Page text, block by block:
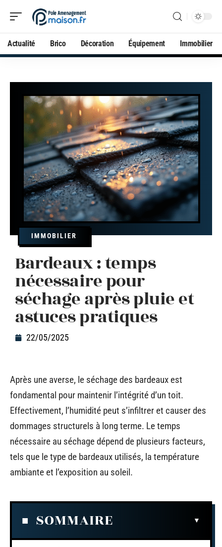
Actualité Brico Décoration Équipement Immobilier
IMMOBILIER
Bardeaux : temps
nécessaire pour
séchage après pluie et
astuces pratiques
22/05/2025
Après une averse, le séchage des bardeaux est
fondamental pour maintenir l’intégrité d’un toit.
Effectivement, l’humidité peut s’infiltrer et causer des
dommages structurels à long terme. Le temps
nécessaire au séchage dépend de plusieurs facteurs,
tels que le type de bardeaux utilisés, la température
ambiante et l’exposition au soleil.
SOMMAIRE